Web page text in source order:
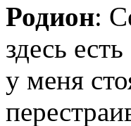
Родион:
здесь
у меня